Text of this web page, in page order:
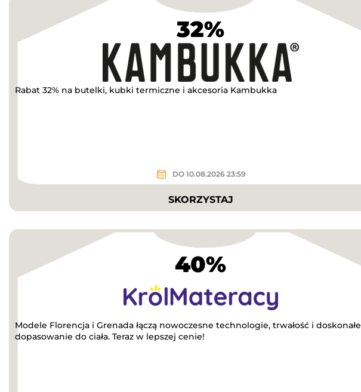
32%
Rabat 32% na butelki, kubki termiczne i akcesoria Kambukka
DO 10.08.2026 23:59
SKORZYSTAJ
40%
Modele Florencja i Grenada łączą nowoczesne technologie, trwałość i doskonałe
dopasowanie do ciała. Teraz w lepszej cenie!